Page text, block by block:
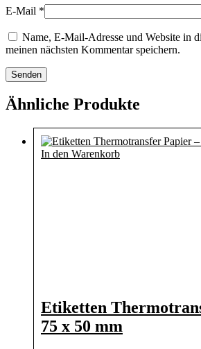
E-Mail *
Name, E-Mail-Adresse und Website in
meinen nächsten Kommentar speichern.
Ähnliche Produkte
In den Warenkorb
Etiketten
75 x 50 mm